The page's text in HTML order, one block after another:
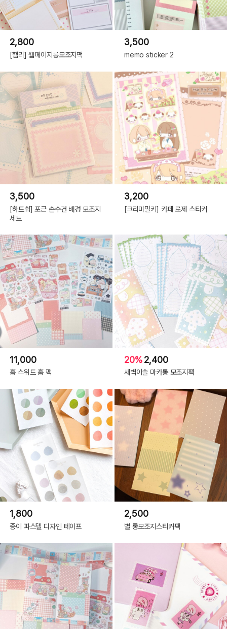
2,800
[햄리] 웹페이지롱모조지팩
3,500
memo sticker 2
3,500
[하트쉽] 포근 손수건 배경 모조지
세트
3,200
[크리미밀키] 카페 로제 스티커
11,000
홈 스위트 홈 팩
20%2,400
새벽이슬 마카롱 모조지팩
1,800
종이 파스텔 디자인 테이프
2,500
별 롱모조지스티커팩